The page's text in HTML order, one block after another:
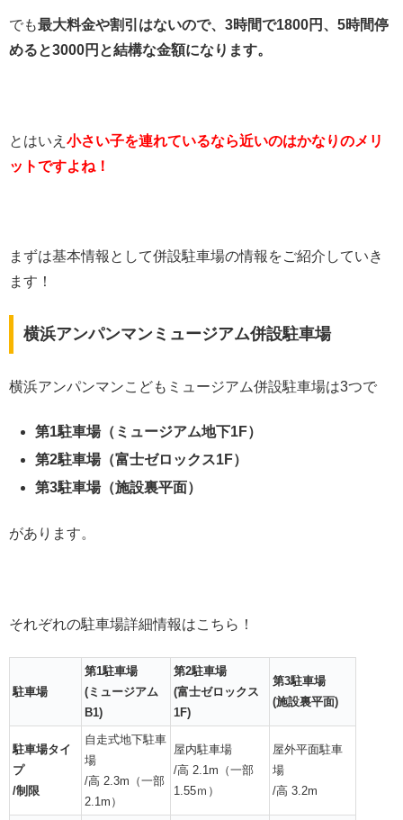
でも最大料金や割引はないので、3時間で1800円、5時間停
めると3000円と結構な金額になります。
とはいえ 小さい子を連れているなら近いのはかなりのメリ
ットですよね！
まずは基本情報として併設駐車場の情報をご紹介していき
ます！
横浜アンパンマンミュージアム併設駐車場
横浜アンパンマンこどもミュージアム併設駐車場は3つで
第1駐車場（ミュージアム地下1F）
第2駐車場（富士ゼロックス1F）
第3駐車場（施設裏平面）
があります。
それぞれの駐車場詳細情報はこちら！
駐車場
第1駐車場
(ミュージアム
B1)
第2駐車場
(富士ゼロックス
1F)
第3駐車場
(施設裏平面)
駐車場タイ
プ
/制限
自走式地下駐車
場
/高 2.3m（一部
2.1m）
屋内駐車場
/高 2.1m（一部
1.55ｍ）
屋外平面駐車
場
/高 3.2m